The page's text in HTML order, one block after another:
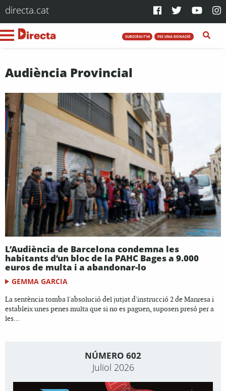
directa.cat
SUBSCRIU-T'HI FES UNA DONACIÓ
Audiència Provincial
L’Audiència de Barcelona condemna les
habitants d’un bloc de la PAHC Bages a 9.000
euros de multa i a abandonar-lo
GEMMA GARCIA
La sentència tomba l'absolució del jutjat d'instrucció 2 de Manresa i
estableix unes penes multa que si no es paguen, suposen presó per a
les...
NÚMERO 602
Juliol 2026